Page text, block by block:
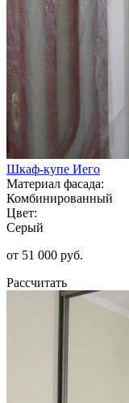
Шкаф-купе Иего
Материал фасада:
Комбинированный
Цвет:
Серый
от 51 000 руб.
Рассчитать